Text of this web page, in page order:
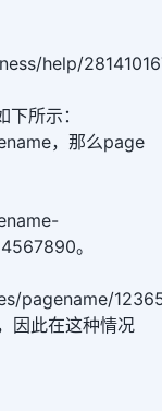
help/
所示：
，那么page
。
pagename/
因此在这种情况